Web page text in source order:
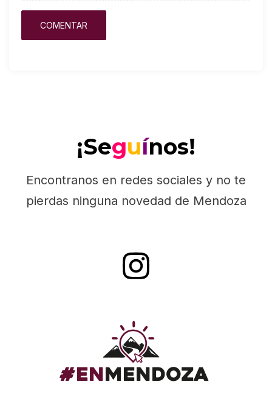
¡Seguínos!
Encontranos en redes sociales y no te
pierdas ninguna novedad de Mendoza